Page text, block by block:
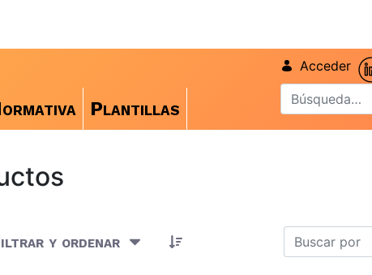
Plantillas
Acceder
y ordenar